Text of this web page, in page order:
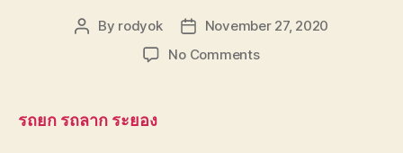
Post
By rodyok
Post
date
November 27, 2020
No Commentson
รถยก รถลาก ระยอง